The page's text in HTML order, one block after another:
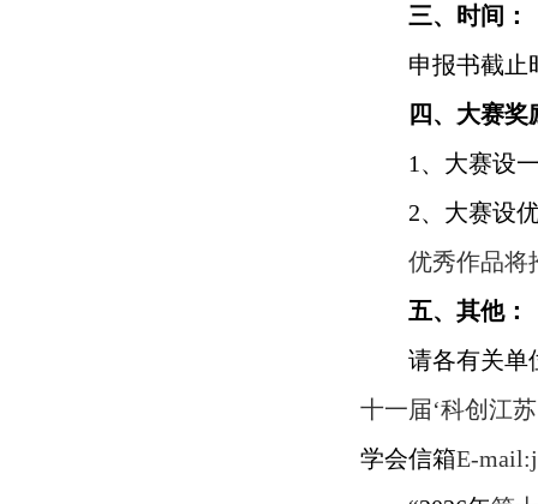
三、时间：
申报书截止
四、大赛奖
1 、大赛设
2、大赛设
优秀作品将
五、其他：
请各有关单
十一届‘科创江苏
学会信箱E-